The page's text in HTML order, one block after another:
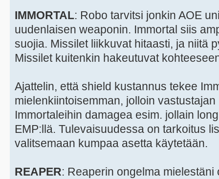
IMMORTAL: Robo tarvitsi jonkin AOE
uudenlaisen weaponin. Immortal siis
suojia. Missilet liikkuvat hitaasti, ja niitä
Missilet kuitenkin hakeutuvat
Ajattelin, että shield kustannus tekee
mielenkiintoisemman, jolloin
Immortaleihin damagea esim. jollain
EMP:llä. Tulevaisuudessa on tarkoitus
valitsemaan kumpaa asetta käytetään.
REAPER: Reaperin ongelma mielestäni